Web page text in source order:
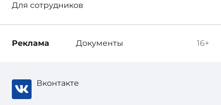
Для сотрудников
16+
Реклама Документы
Вконтакте